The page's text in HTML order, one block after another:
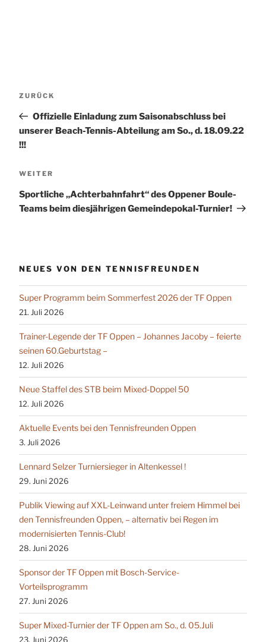
Vorheriger
ZURÜCK
Offizielle Einladung zum Saisonabschluss bei
unserer Beach-Tennis-Abteilung am So., d. 18.09.22
!!!
Nächster
WEITER
Sportliche „Achterbahnfahrt“ des Oppener Boule-
Teams beim diesjährigen Gemeindepokal-Turnier!
NEUES VON DEN TENNISFREUNDEN
Super Programm beim Sommerfest 2026 der TF Oppen
21. Juli 2026
Trainer-Legende der TF Oppen – Johannes Jacoby – feierte
seinen 60.Geburtstag –
12. Juli 2026
Neue Staffel des STB beim Mixed-Doppel 50
12. Juli 2026
Aktuelle Events bei den Tennisfreunden Oppen
3. Juli 2026
Lennard Selzer Turniersieger in Altenkessel !
29. Juni 2026
Publik Viewing auf XXL-Leinwand unter freiem Himmel bei
den Tennisfreunden Oppen, – alternativ bei Regen im
modernisierten Tennis-Club!
28. Juni 2026
Sponsor der TF Oppen mit Bosch-Service-
Vorteilsprogramm
27. Juni 2026
Super Mixed-Turnier der TF Oppen am So., d. 05.Juli
23. Juni 2026